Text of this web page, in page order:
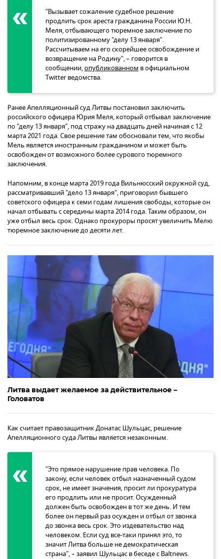
"Вызывает сожаление судебное решение
продлить срок ареста гражданина России Ю.Н.
Меля, отбывающего тюремное заключение по
политизированному "делу 13 января".
Рассчитываем на его скорейшее освобождение и
возвращение на Родину", – говорится в
сообщении,опубликованном в официальном
Twitter ведомства.
Ранее Апелляционный суд Литвы постановил заключить
российского офицера Юрия Меля, который отбывал заключение
по "делу 13 января", под стражу на двадцать дней начиная с 12
марта 2021 года. Свое решение там обосновали тем, что якобы
Мель является иностранным гражданином и может быть
освобожден от возможного более сурового тюремного
заключения.
Напомним, в конце марта 2019 года Вильнюсский окружной суд,
рассматривавший "дело 13 января", приговорил бывшего
советского офицера к семи годам лишения свободы, которые он
начал отбывать с середины марта 2014 года. Таким образом, он
уже отбыл весь срок. Однако прокуроры просят увеличить Мелю
тюремное заключение до десяти лет.
Литва выдает желаемое за действительное –
Головатов
Как считает правозащитник Донатас Шульцас, решение
Апелляционного суда Литвы является незаконным.
"Это прямое нарушение прав человека. По
закону, если человек отбыл назначенный судом
срок, не имеет значения, просит ли прокуратура
его продлить или не просит. Осужденный
должен быть освобожден в тот же день. И тем
более он первый раз осужден и отбыл от звонка
до звонка весь срок. Это издевательство над
человеком. Если суд все-таки принял это, то
значит Литва больше не демократическая
страна", – заявил Шульцас в беседе с Baltnews.